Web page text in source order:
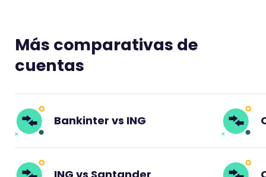
Más comparativas de
cuentas
Bankinter vs ING